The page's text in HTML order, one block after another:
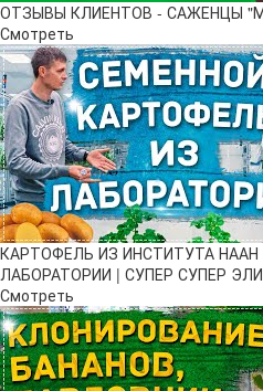
ОТЗЫВЫ КЛИЕНТОВ - САЖЕНЦЫ
Смотреть
КАРТОФЕЛЬ ИЗ ИНСТИТУТА
ЛАБОРАТОРИИ | СУПЕР СУПЕР
Смотреть